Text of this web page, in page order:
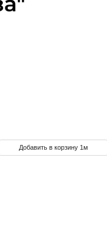
Добавить в корзину 1м